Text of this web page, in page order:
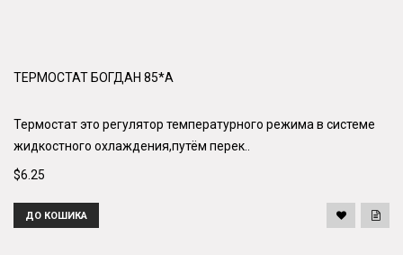
ТЕРМОСТАТ БОГДАН 85*А
Термостат это регулятор температурного режима в системе
жидкостного охлаждения,путём перек..
$6.25
ДО КОШИКА